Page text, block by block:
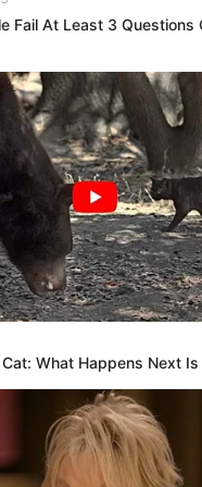
Paulista, a AGT
automotiva.
CNH categoria
máquinas agrícolas.
e residência em
Inscrições vão até
empresa.
Raízen para Unidade
Ensino
trabalhar em
arrumação de
Gerais na
limpezas gerais,
Gerais na
completo.
Fail At Least 3 Questions
What Happens Next